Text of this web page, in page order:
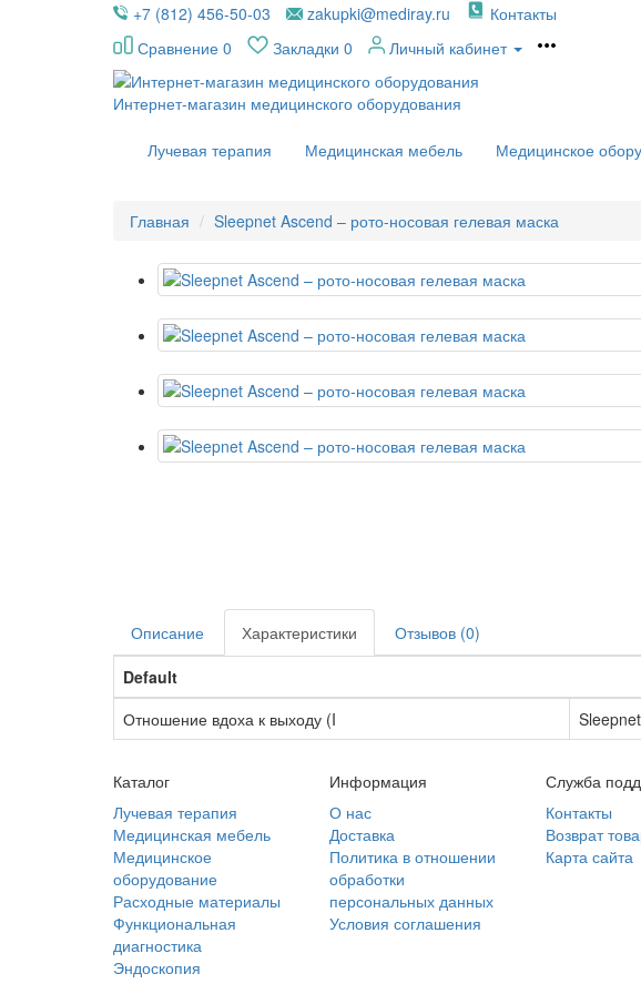
+7 (812) 456-50-03 zakupki@mediray.ru
Контакты
Сравнение 0 Закладки 0 Личный кабинет
Интернет-магазин медицинского оборудования
Лучевая терапия Медицинская мебель Медицинское
Главная Sleepnet Ascend – рото-носовая гелевая маска
Описание
Характеристики
Отзывов (0)
Default
Отношение вдоха к выходу (I
Каталог
Лучевая терапия
Медицинская мебель
Медицинское
оборудование
Расходные материалы
Функциональная
диагностика
Эндоскопия
Информация
О нас
Доставка
Политика в отношении
обработки
персональных данных
Условия соглашения
Служба
Контакты
Возврат
Карта сайта